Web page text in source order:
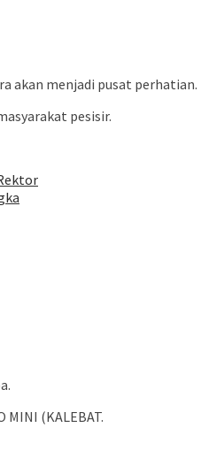
akan menjadi pusat perhatian.
pesisir.
MINI (KALEBAT.